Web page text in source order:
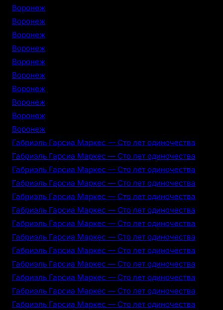
Воронеж
Воронеж
Воронеж
Воронеж
Воронеж
Воронеж
Воронеж
Воронеж
Воронеж
Воронеж
Габриэль Гарсиа Маркес — Сто лет одиночества
Габриэль Гарсиа Маркес — Сто лет одиночества
Габриэль Гарсиа Маркес — Сто лет одиночества
Габриэль Гарсиа Маркес — Сто лет одиночества
Габриэль Гарсиа Маркес — Сто лет одиночества
Габриэль Гарсиа Маркес — Сто лет одиночества
Габриэль Гарсиа Маркес — Сто лет одиночества
Габриэль Гарсиа Маркес — Сто лет одиночества
Габриэль Гарсиа Маркес — Сто лет одиночества
Габриэль Гарсиа Маркес — Сто лет одиночества
Габриэль Гарсиа Маркес — Сто лет одиночества
Габриэль Гарсиа Маркес — Сто лет одиночества
Габриэль Гарсиа Маркес — Сто лет одиночества